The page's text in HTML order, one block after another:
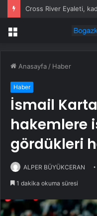
Menü
Anasayfa / Haber
Haber
İsmail
hakemlere
gördükleri
ALPER BÜYÜKCERAN
1 dakika okuma süresi